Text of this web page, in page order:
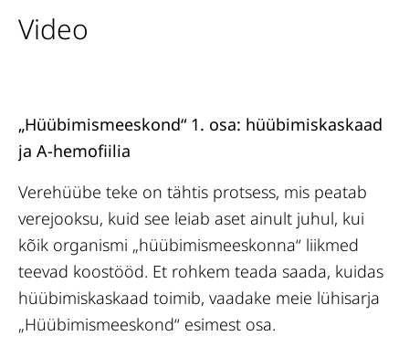
Video
„Hüübimismeeskond“ 1. osa: hüübimiskaskaad
ja A-hemofiilia
Verehüübe teke on tähtis protsess, mis peatab
verejooksu, kuid see leiab aset ainult juhul, kui
kõik organismi „hüübimismeeskonna“ liikmed
teevad koostööd. Et rohkem teada saada, kuidas
hüübimiskaskaad toimib, vaadake meie lühisarja
„Hüübimismeeskond“ esimest osa.